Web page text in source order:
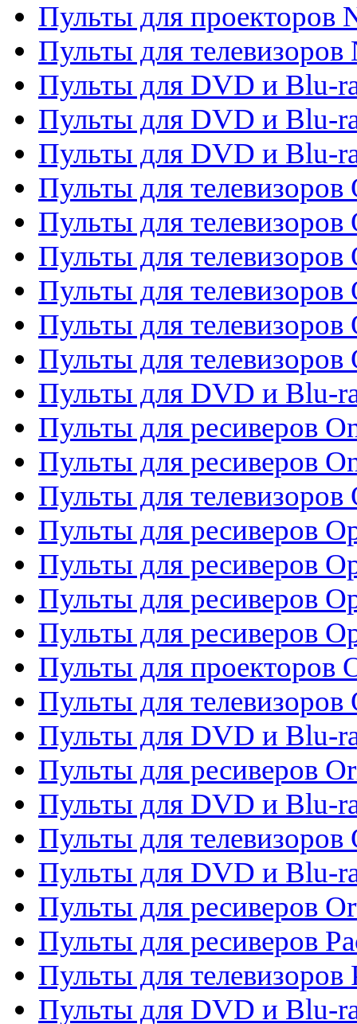
Пульты для проекторов
Пульты для телевизоров
Пульты для DVD и Blu-
Пульты для DVD и Blu-
Пульты для DVD и Blu-
Пульты для телевизоров
Пульты для телевизоров
Пульты для телевизоров
Пульты для телевизоров
Пульты для телевизоров
Пульты для телевизоров
Пульты для DVD и Blu-
Пульты для ресиверов
Пульты для ресиверов
Пульты для телевизоров
Пульты для ресиверов
Пульты для ресиверов
Пульты для ресиверов
Пульты для ресиверов
Пульты для проекторов
Пульты для телевизоров
Пульты для DVD и Blu-
Пульты для ресиверов
Пульты для DVD и Blu-
Пульты для телевизоров
Пульты для DVD и Blu-
Пульты для ресиверов
Пульты для ресиверов
Пульты для телевизоров
Пульты для DVD и Blu-